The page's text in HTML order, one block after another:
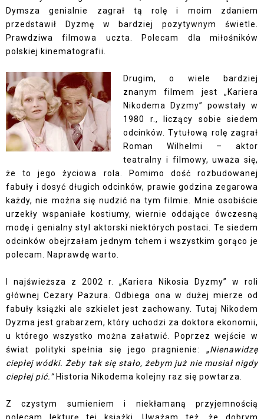
Dymsza genialnie zagrał tą rolę i moim zdaniem
przedstawił Dyzmę w bardziej pozytywnym świetle.
Prawdziwa filmowa uczta. Polecam dla miłośników
polskiej kinematografii.
Drugim, o wiele bardziej
znanym filmem jest „Kariera
Nikodema Dyzmy” powstały w
1980 r., liczący sobie siedem
odcinków. Tytułową rolę zagrał
Roman Wilhelmi – aktor
teatralny i filmowy, uważa się,
że to jego życiowa rola. Pomimo dość rozbudowanej
fabuły i dosyć długich odcinków, prawie godzina zegarowa
każdy, nie można się nudzić na tym filmie. Mnie osobiście
urzekły wspaniałe kostiumy, wiernie oddające ówczesną
modę i genialny styl aktorski niektórych postaci. Te siedem
odcinków obejrzałam jednym tchem i wszystkim gorąco je
polecam. Naprawdę warto.
I najświeższa z 2002 r. „Kariera Nikosia Dyzmy” w roli
głównej Cezary Pazura. Odbiega ona w dużej mierze od
fabuły książki ale szkielet jest zachowany. Tutaj Nikodem
Dyzma jest grabarzem, który uchodzi za doktora ekonomii,
u którego wszystko można załatwić. Poprzez wejście w
świat polityki spełnia się jego pragnienie: „Nienawidzę
ciepłej wódki. Żeby tak się stało, żebym już nie musiał nigdy
ciepłej pić.”Historia Nikodema kolejny raz się powtarza.
Z czystym sumieniem i niekłamaną przyjemnością